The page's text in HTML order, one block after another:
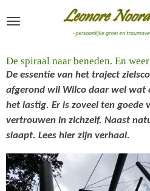
direct
de
hoofdinhoud
De spiraal naar beneden. En
De essentie van het traject
afgerond wil Wilco daar wel wat
het lastig. Er is zoveel ten goede
vertrouwen in zichzelf. Naast
slaapt. Lees hier zijn verhaal.